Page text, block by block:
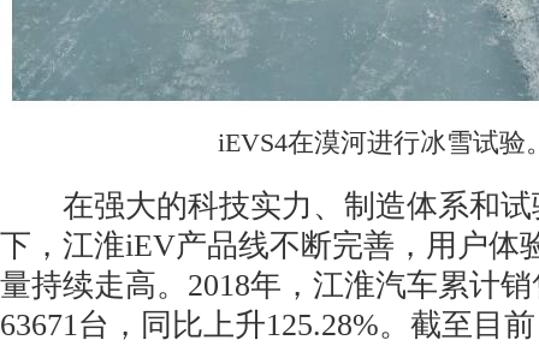
iEVS4在漠河进行冰雪试验
在强大的科技实力、制造体系和试
下，江淮iEV产品线不断完善，用户体
量持续走高。2018年，江淮汽车累计
63671台，同比上升125.28%。截至目